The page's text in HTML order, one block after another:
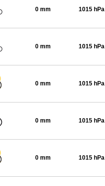
0 mm 1015 hPa
0 mm 1015 hPa
0 mm 1015 hPa
0 mm 1015 hPa
0 mm 1015 hPa